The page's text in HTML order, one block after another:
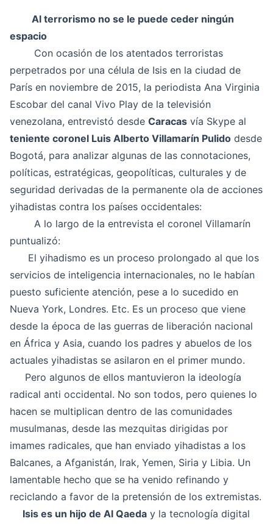
Al terrorismo no se le puede ceder ningún
espacio
Con ocasión de los atentados terroristas
perpetrados por una célula de Isis en la ciudad de
París en noviembre de 2015, la periodista Ana Virginia
Escobar del canal Vivo Play de la televisión
venezolana, entrevistó desde Caracas vía Skype al
teniente coronel Luis Alberto Villamarín Pulido desde
Bogotá, para analizar algunas de las connotaciones,
políticas, estratégicas, geopolíticas, culturales y de
seguridad derivadas de la permanente ola de acciones
yihadistas contra los países occidentales:
A lo largo de la entrevista el coronel Villamarín
puntualizó:
El yihadismo es un proceso prolongado al que los
servicios de inteligencia internacionales, no le habían
puesto suficiente atención, pese a lo sucedido en
Nueva York, Londres. Etc. Es un proceso que viene
desde la época de las guerras de liberación nacional
en África y Asia, cuando los padres y abuelos de los
actuales yihadistas se asilaron en el primer mundo.
Pero algunos de ellos mantuvieron la ideología
radical anti occidental. No son todos, pero quienes lo
hacen se multiplican dentro de las comunidades
musulmanas, desde las mezquitas dirigidas por
imames radicales, que han enviado yihadistas a los
Balcanes, a Afganistán, Irak, Yemen, Siria y Libia. Un
lamentable hecho que se ha venido refinando y
reciclando a favor de la pretensión de los extremistas.
Isis es un hijo de Al Qaeda y la tecnología digital